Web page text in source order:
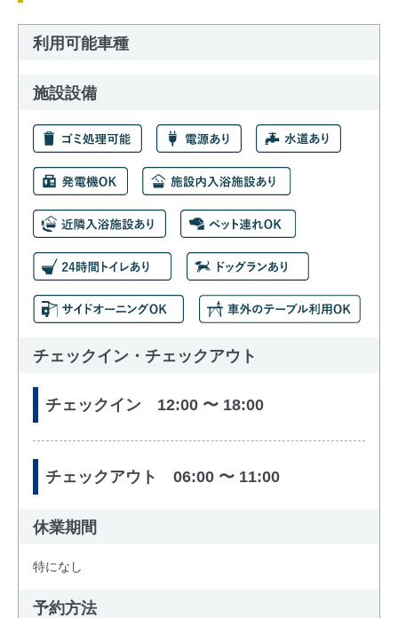
利用可能車種
施設設備
チェックイン・チェックアウト
チェックイン 12:00 〜 18:00
チェックアウト 06:00 〜 11:00
休業期間
特になし
予約方法